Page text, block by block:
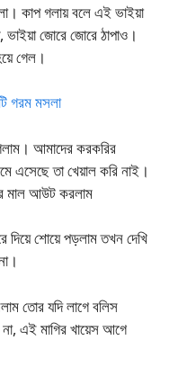
কাপ গলায় বলে এই ভাইয়া
জোরে জোরে ঠাপাও।
গেল।
গরম মসলা
আমাদের করকরির
এসেছে তা খেয়াল করি নাই।
মাল আউট করলাম
শোয়ে পড়লাম তখন দেখি
তোর যদি লাগে বলিস
এই মাগির খায়েস আগে